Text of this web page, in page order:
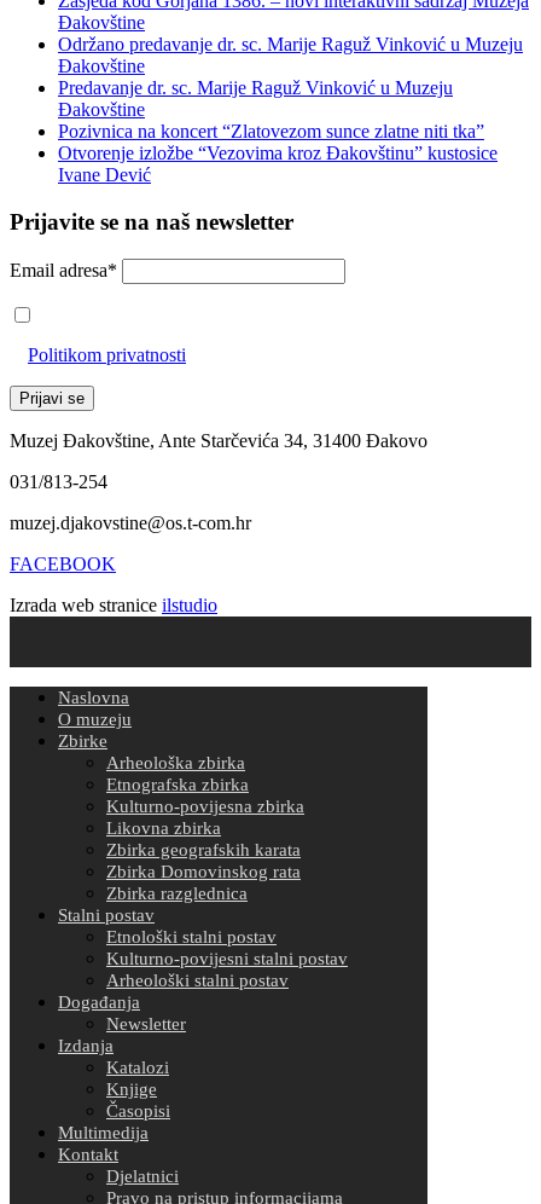
Đakovštine
Održano predavanje dr. sc. Marije Raguž Vinković u Muzeju
Đakovštine
Predavanje dr. sc. Marije Raguž Vinković u Muzeju
Đakovštine
Pozivnica na koncert “Zlatovezom sunce zlatne niti tka”
Otvorenje izložbe “Vezovima kroz Đakovštinu” kustosice
Ivane Dević
Prijavite se na naš newsletter
Email adresa*
Politikom privatnosti
Muzej Đakovštine, Ante Starčevića 34, 31400 Đakovo
031/813-254
muzej.djakovstine@os.t-com.hr
FACEBOOK
Izrada web stranice ilstudio
Naslovna
O muzeju
Zbirke
Arheološka zbirka
Etnografska zbirka
Kulturno-povijesna zbirka
Likovna zbirka
Zbirka geografskih karata
Zbirka Domovinskog rata
Zbirka razglednica
Stalni postav
Etnološki stalni postav
Kulturno-povijesni stalni postav
Arheološki stalni postav
Događanja
Newsletter
Izdanja
Katalozi
Knjige
Časopisi
Multimedija
Kontakt
Djelatnici
Pravo na pristup informacijama